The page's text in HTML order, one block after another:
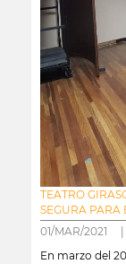
TEATRO
SEGURA PARA
01/MAR/2021
En marzo del